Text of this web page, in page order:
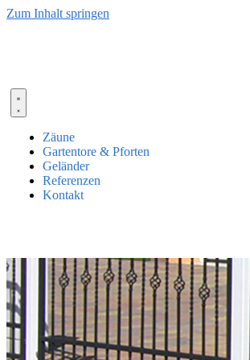
Zum Inhalt springen
Zäune
Gartentore & Pforten
Geländer
Referenzen
Kontakt